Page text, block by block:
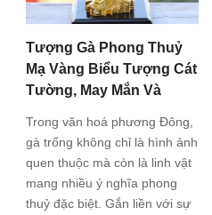
Tượng Gà Phong Thuỷ
Mạ Vàng Biểu Tượng Cát
Tường, May Mắn Và
Trong văn hoá phương Đông,
gà trống không chỉ là hình ảnh
quen thuộc mà còn là linh vật
mang nhiều ý nghĩa phong
thuỷ đặc biệt. Gắn liền với sự